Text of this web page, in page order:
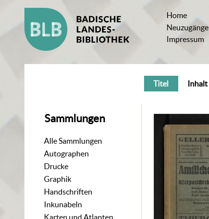
Home
Neuzugänge
Impressum
Sammlungen
Alle Sammlungen
Autographen
Drucke
Graphik
Handschriften
Inkunabeln
Karten und Atlanten
Titel Inhalt